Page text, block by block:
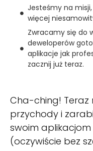
Jesteśmy na
więcej
Zwracamy się do
deweloperów
aplikacje jak
zacznij już teraz.
Cha-ching! Teraz
przychody i
swoim
(oczywiście bez